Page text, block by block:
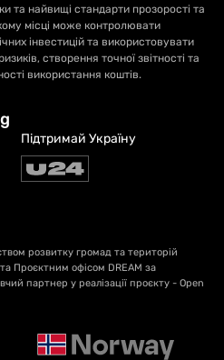
та найвищі стандарти прозорості та
місці може контролювати
інвестицій та використовувати
створення точної звітності та
використання коштів.
Підтримай Україну
розвитку громад та територій
Проєктним офісом DREAM за
партнер у реалізації проєкту - Open